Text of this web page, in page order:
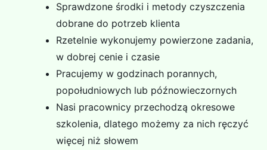
Sprawdzone środki i metody czyszczenia
dobrane do potrzeb klienta
Rzetelnie wykonujemy powierzone zadania,
w dobrej cenie i czasie
Pracujemy w godzinach porannych,
popołudniowych lub późnowieczornych
Nasi pracownicy przechodzą okresowe
szkolenia, dlatego możemy za nich ręczyć
więcej niż słowem